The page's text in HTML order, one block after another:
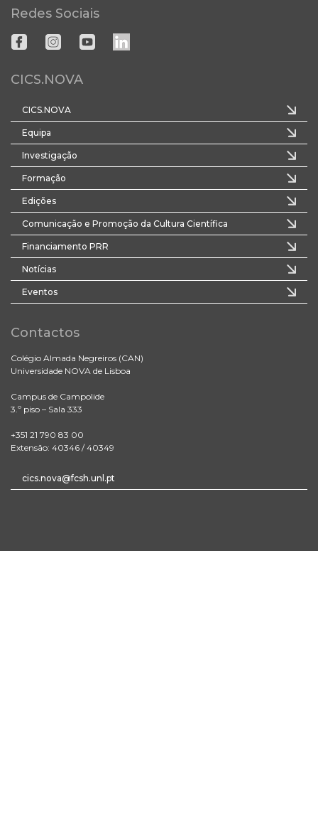
Redes Sociais
CICS.NOVA
CICS.NOVA
Equipa
Investigação
Formação
Edições
Comunicação e Promoção da Cultura Científica
Financiamento PRR
Notícias
Eventos
Contactos
Colégio Almada Negreiros (CAN)
Universidade NOVA de Lisboa
Campus de Campolide
3.º piso – Sala 333
+351 21 790 83 00
Extensão: 40346 / 40349
cics.nova@fcsh.unl.pt